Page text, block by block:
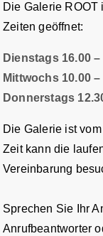
Die Galerie ROOT
Zeiten geöffnet:
Dienstags 16.00
Mittwochs 10.00
Donnerstags
Die Galerie ist
Zeit kann die
Vereinbarung
Sprechen Sie Ihr
Anrufbeantworter